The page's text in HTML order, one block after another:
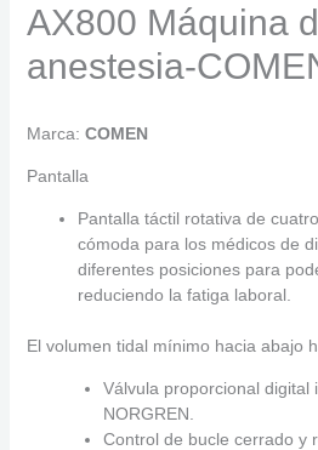
AX800 Máquina
anestesia-
Marca: COMEN
Pantalla
Pantalla táctil rotativa de
cómoda para los médicos de
diferentes posiciones para
reduciendo la fatiga laboral.
El volumen tidal mínimo hacia abajo
Válvula proporcional digital
NORGREN.
Control de bucle cerrado y